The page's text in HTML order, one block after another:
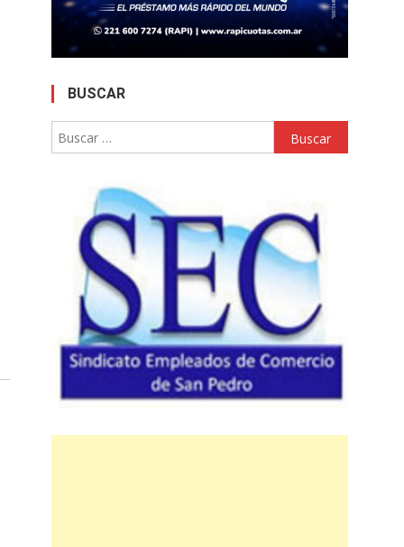
BUSCAR
Buscar: